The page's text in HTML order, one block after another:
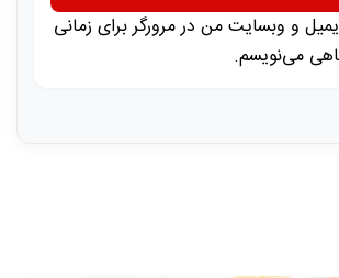
و وبسایت من در مرورگر برای زمانی
می‌نویسم.